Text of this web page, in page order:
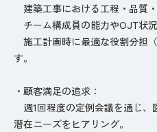
建築工事における工程・品質
チーム構成員の能力やOJT状況
施工計画時に最適な役割分担
す。
・顧客満足の追求：
週1回程度の定例会議を通じ、
潜在ニーズをヒアリング。